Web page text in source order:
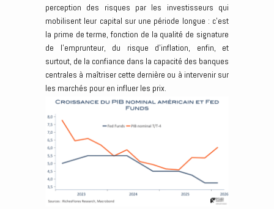
perception des risques par les investisseurs qui
mobilisent leur capital sur une période longue : c’est
la prime de terme, fonction de la qualité de signature
de l’emprunteur, du risque d’inflation, enfin, et
surtout, de la confiance dans la capacité des banques
centrales à maîtriser cette dernière ou à intervenir sur
les marchés pour en influer les prix.